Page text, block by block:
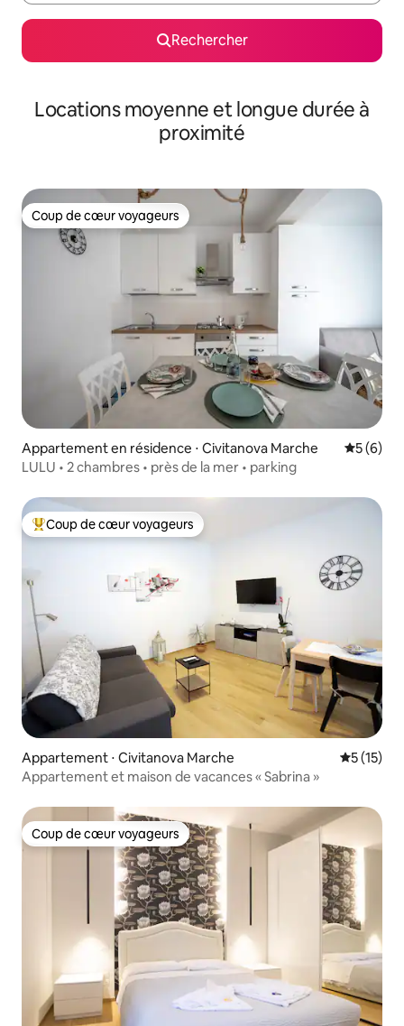
Rechercher
Locations moyenne et longue durée à
proximité
Coup de cœur voyageurs
Coup de cœur voyageurs
Appartement en résidence ⋅ Civitanova Marche
5 (6)
LULU • 2 chambres • près de la mer • parking
Coups de cœur voyageurs les plus appréciés
Coup de cœur voyageurs
Appartement ⋅ Civitanova Marche
5 (15)
Appartement et maison de vacances « Sabrina »
Coup de cœur voyageurs
Coup de cœur voyageurs